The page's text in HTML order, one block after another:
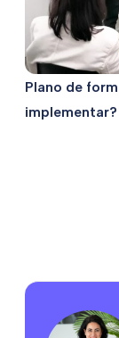
Plano de
implementar?